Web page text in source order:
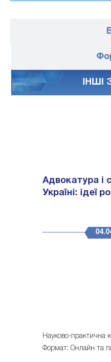
IНШI
Адвокатура і
Україні: ідеї
Науково-практична
Формат: Онлайн та